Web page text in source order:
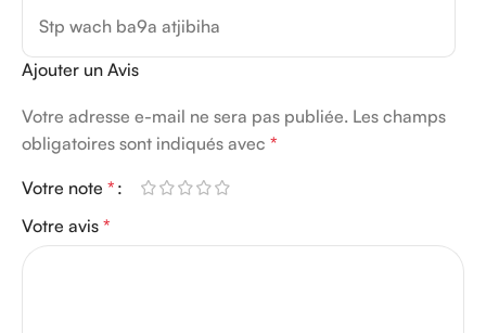
Stp wach ba9a atjibiha
Ajouter un Avis
Votre adresse e-mail ne sera pas publiée. Les champs
obligatoires sont indiqués avec *
Votre note *
Votre avis *